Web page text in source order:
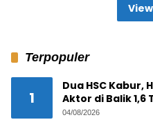
Terpopuler
1
Dua HSC Kabur,
Aktor di Balik 1,6
Pekajang ?
04/08/2026